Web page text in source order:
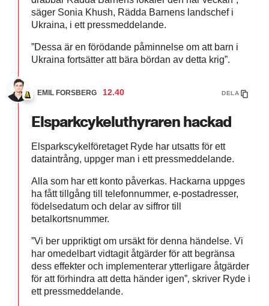
säger Sonia Khush, Rädda Barnens landschef i
Ukraina, i ett pressmeddelande.
”Dessa är en förödande påminnelse om att barn i
Ukraina fortsätter att bära bördan av detta krig”.
EMIL FORSBERG 12.40 DELA
Elsparkcykeluthyraren hackad
Elsparkscykelföretaget Ryde har utsatts för ett
dataintrång, uppger man i ett pressmeddelande.
Alla som har ett konto påverkas. Hackarna uppges
ha fått tillgång till telefonnummer, e-postadresser,
födelsedatum och delar av siffror till
betalkortsnummer.
”Vi ber uppriktigt om ursäkt för denna händelse. Vi
har omedelbart vidtagit åtgärder för att begränsa
dess effekter och implementerar ytterligare åtgärder
för att förhindra att detta händer igen”‚ skriver Ryde i
ett pressmeddelande.